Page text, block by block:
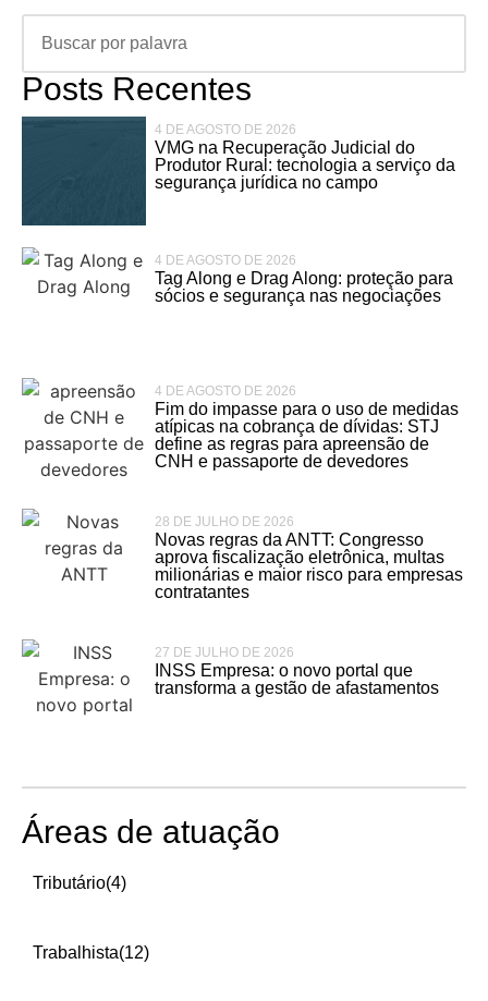
Posts Recentes
4 DE AGOSTO DE 2026
VMG na Recuperação Judicial do
Produtor Rural: tecnologia a serviço da
segurança jurídica no campo
4 DE AGOSTO DE 2026
Tag Along e Drag Along: proteção para
sócios e segurança nas negociações
4 DE AGOSTO DE 2026
Fim do impasse para o uso de medidas
atípicas na cobrança de dívidas: STJ
define as regras para apreensão de
CNH e passaporte de devedores
28 DE JULHO DE 2026
Novas regras da ANTT: Congresso
aprova fiscalização eletrônica, multas
milionárias e maior risco para empresas
contratantes
27 DE JULHO DE 2026
INSS Empresa: o novo portal que
transforma a gestão de afastamentos
Áreas de atuação
Tributário(4)
Trabalhista(12)